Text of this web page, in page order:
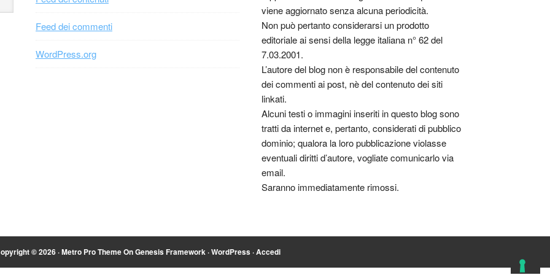
Feed dei commenti
WordPress.org
viene aggiornato senza alcuna periodicità.
Non può pertanto considerarsi un prodotto
editoriale ai sensi della legge italiana n° 62 del
7.03.2001.
L’autore del blog non è responsabile del contenuto
dei commenti ai post, nè del contenuto dei siti
linkati.
Alcuni testi o immagini inseriti in questo blog sono
tratti da internet e, pertanto, considerati di pubblico
dominio; qualora la loro pubblicazione violasse
eventuali diritti d’autore, vogliate comunicarlo via
email.
Saranno immediatamente rimossi.
© 2026 ·Metro Pro ThemeOnGenesis Framework·WordPress·Accedi